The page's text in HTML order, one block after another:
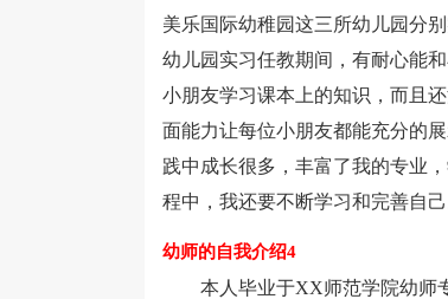
美乐国际幼稚园这三所幼儿园分
幼儿园实习任教期间，有耐心能
小朋友学习课本上的知识，而且
面能力让每位小朋友都能充分的
践中成长很多，丰富了我的专业
程中，我还要不断学习和完善自
幼师的自我介绍4
本人毕业于XX师范学院幼师专